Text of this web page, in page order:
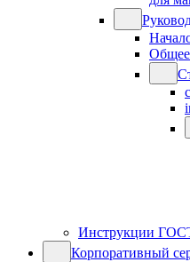
Общее
Инструкции
Корпоративный